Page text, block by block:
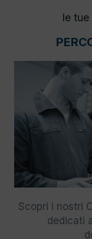
le
Scopri i nostri
dedicati